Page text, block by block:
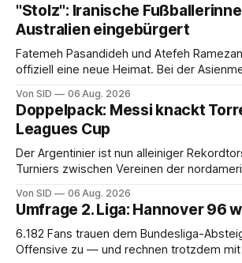
"Stolz": Iranische
Australien eingebürgert
Fatemeh Pasandideh und Atefeh
offiziell eine neue Heimat. Bei der
Von SID 06 Aug. 2026
Doppelpack: Messi knackt
Leagues Cup
Der Argentinier ist nun alleiniger
Turniers zwischen Vereinen der
Von SID 06 Aug. 2026
Umfrage 2. Liga: Hannover 96
6.182 Fans trauen dem Bundesliga-
Offensive zu — und rechnen trotzdem mit